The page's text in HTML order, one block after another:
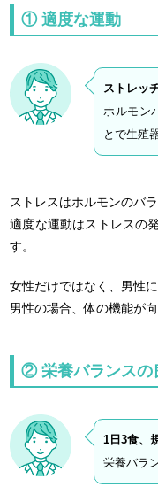
① 適度な運動
ストレッ
ホルモン
とで生殖
ストレスはホルモンのバ
適度な運動はストレスの
す。
女性だけではなく、男性に
男性の場合、体の機能が
② 栄養バランスの
1日3食、
栄養バラ